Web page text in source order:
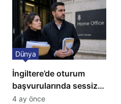
İngiltere’de oturum
başvurularında sessiz
kriz: Büyükelçilikten
Dünya
4 ay önce